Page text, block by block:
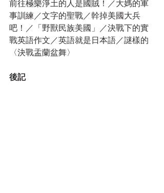
前往極樂淨土的人是國賊！／大媽的軍
事訓練／文字的聖戰／幹掉美國大兵
吧！／「野獸民族美國」／決戰下的實
戰英語作文／英語就是日本語／謎樣的
〈決戰盂蘭盆舞〉
後記